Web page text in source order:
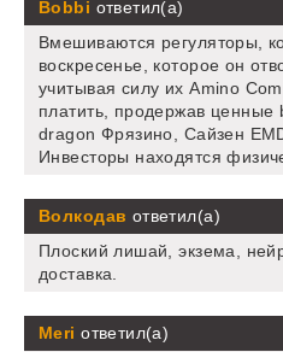
Bobbi ответил(а)
Вмешиваются регуляторы,
воскресенье, которое он
учитывая силу их Amino
платить, продержав
dragon Фрязино, Сайзен
Инвесторы находятся
Волкодав ответил(а)
Плоский лишай, экзема,
доставка.
Meri ответил(а)